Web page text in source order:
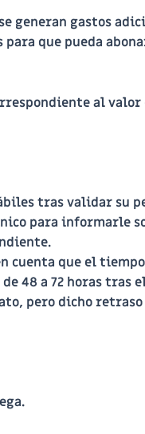
generan gastos
para que pueda
al valor
tras validar su
para informarle
cuenta que el
48 a 72 horastras
pero dicho retraso